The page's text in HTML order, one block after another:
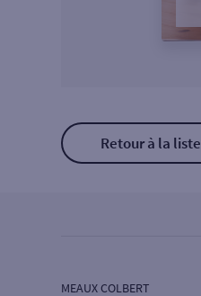
Retour à la liste
MEAUX COLBERT